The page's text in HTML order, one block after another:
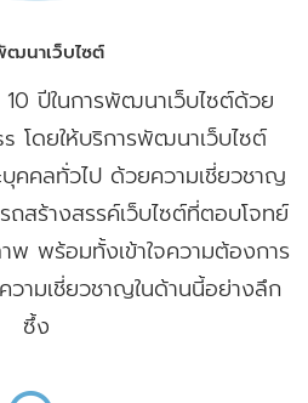
นาเว็บไซต์
ปีในการพัฒนาเว็บไซต์ด้วย
โดยให้บริการพัฒนาเว็บไซต์
คคลทั่วไป ด้วยความเชี่ยวชาญ
สร้างสรรค์เว็บไซต์ที่ตอบโจทย์
พ พร้อมทั้งเข้าใจความต้องการ
วามเชี่ยวชาญในด้านนี้อย่างลึก
ซึ้ง